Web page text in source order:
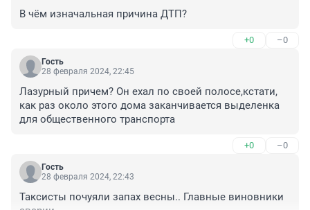
В чём изначальная причина ДТП?
+0 –0
Гость
28 февраля 2024, 22:45
Лазурный причем? Он ехал по своей полосе,кстати,
как раз около этого дома заканчивается выделенка
для общественного транспорта
+0 –0
Гость
28 февраля 2024, 22:43
Таксисты почуяли запах весны.. Главные виновники